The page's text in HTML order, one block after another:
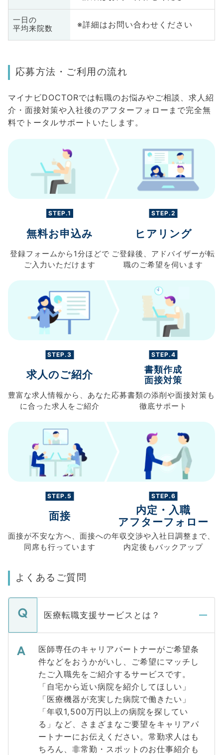
一日の
平均来院数
※詳細はお問い合わせください
応募方法・ご利用の流れ
マイナビDOCTORでは転職のお悩みやご相談、求人紹
介・面接対策や入社後のアフターフォローまで完全無
料でトータルサポートいたします。
STEP.1
無料お申込み
登録フォームから 1分ほどで
ご入力 いただけます
STEP.2
ヒアリング
ご登録後、 アドバイザーが転
職のご希望を伺います
STEP.3
求人のご紹介
豊富な求人情報から、 あなた
に合った求人を ご紹介
STEP.4
書類作成
面接対策
応募書類の添削や面接対策も
徹底サポート
STEP.5
面接
面接が不安な方へ、 面接への
同席も行っています
STEP.6
内定・入職
アフターフォロー
年収交渉や入社日調整まで、
内定後もバックアップ
よくあるご質問
医療転職支援サービスとは？
医師専任のキャリアパートナーがご希望条
件などをおうかがいし、ご希望にマッチし
たご入職先をご紹介するサービスです。
「自宅から近い病院を紹介してほしい」
「医療機器が充実した病院で働きたい」
「年収1,500万円以上の病院を探してい
る」など、さまざまなご要望をキャリアパ
ートナーにお伝えください。常勤求人はも
ちろん、非常勤・スポットのお仕事紹介も